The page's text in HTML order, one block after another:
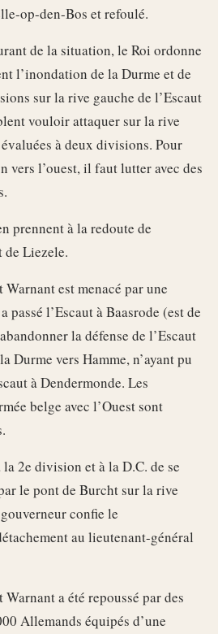
op-den-Bos et refoulé.
de la situation, le Roi ordonne
l’inondation de la Durme et de
sur la rive gauche de l’Escaut
vouloir attaquer sur la rive
à deux divisions. Pour
vers l’ouest, il faut lutter avec des
prennent à la redoute de
de Liezele.
est menacé par une
passé l’Escaut à Baasrode (est de
la défense de l’Escaut
Durme vers Hamme, n’ayant pu
à Dendermonde. Les
belge avec l’Ouest sont
2e division et à la D.C. de se
le pont de Burcht sur la rive
confie le
au lieutenant-général
a été repoussé par des
Allemands équipés d’une